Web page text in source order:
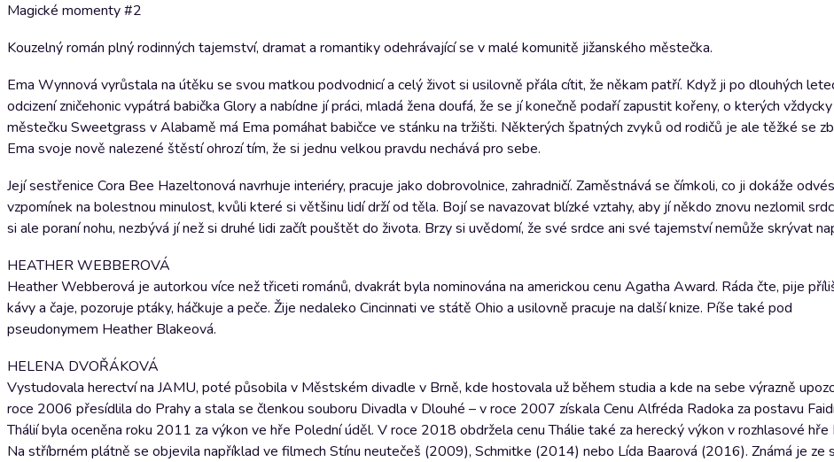
Magické momenty #2
Kouzelný román plný rodinných tajemství, dramat a romantiky odehrávající se v malé komunitě jižanského městečka.
Ema Wynnová vyrůstala na útěku se svou matkou podvodnicí a celý život si usilovně přála cítit, že někam patří. Když ji po dlouhých
odcizení zničehonic vypátrá babička Glory a nabídne jí práci, mladá žena doufá, že se jí konečně podaří zapustit kořeny, o kterých
městečku Sweetgrass v Alabamě má Ema pomáhat babičce ve stánku na tržišti. Některých špatných zvyků od rodičů je ale těžké se
Ema svoje nově nalezené štěstí ohrozí tím, že si jednu velkou pravdu nechává pro sebe.
Její sestřenice Cora Bee Hazeltonová navrhuje interiéry, pracuje jako dobrovolnice, zahradničí. Zaměstnává se čímkoli, co ji dokáže
vzpomínek na bolestnou minulost, kvůli které si většinu lidí drží od těla. Bojí se navazovat blízké vztahy, aby jí někdo znovu nezlomil
si ale poraní nohu, nezbývá jí než si druhé lidi začít pouštět do života. Brzy si uvědomí, že své srdce ani své tajemství nemůže skrývat
HEATHER WEBBEROVÁ
Heather Webberová je autorkou více než třiceti románů, dvakrát byla nominována na americkou cenu Agatha Award. Ráda čte, pije
kávy a čaje, pozoruje ptáky, háčkuje a peče. Žije nedaleko Cincinnati ve státě Ohio a usilovně pracuje na další knize. Píše také pod
pseudonymem Heather Blakeová.
HELENA DVOŘÁKOVÁ
Vystudovala herectví na JAMU, poté působila v Městském divadle v Brně, kde hostovala už během studia a kde na sebe výrazně
roce 2006 přesídlila do Prahy a stala se členkou souboru Divadla v Dlouhé – v roce 2007 získala Cenu Alfréda Radoka za postavu
Thálií byla oceněna roku 2011 za výkon ve hře Polední úděl. V roce 2018 obdržela cenu Thálie také za herecký výkon v rozhlasové hře
Na stříbrném plátně se objevila například ve filmech Stínu neutečeš (2009), Schmitke (2014) nebo Lída Baarová (2016). Známá je ze